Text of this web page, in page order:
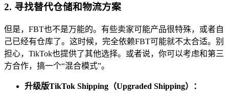
2. 寻找替代仓储和物流方案
但是，FBT也不是万能的。有些卖家可能产品很特殊，或者自
己已经有仓库了。这时候，完全依赖FBT可能就不太合适。别
担心，TikTok也提供了其他选择。或者说，你可以考虑和第三
方合作，搞一个“混合模式”。
升级版TikTok Shipping（Upgraded Shipping）：